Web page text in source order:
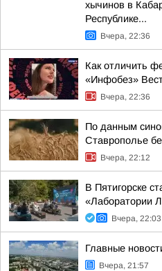
хычинов в
Республике...
Вчера, 22:36
Как отличить
«Инфобез»
Вчера, 22:36
По данным
Ставрополье
Вчера, 22:12
В Пятигорске
«Лаборатории
Вчера, 22:03
Главные
Вчера, 21:57